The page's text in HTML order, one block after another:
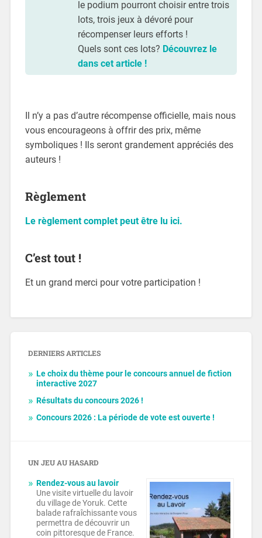
le podium pourront choisir entre trois
lots, trois jeux à dévoré pour
récompenser leurs efforts !
Quels sont ces lots? Découvrez le
dans cet article !
Il n’y a pas d’autre récompense officielle, mais nous
vous encourageons à offrir des prix, même
symboliques ! Ils seront grandement appréciés des
auteurs !
Règlement
Le règlement complet peut être lu ici.
C’est tout !
Et un grand merci pour votre participation !
DERNIERS ARTICLES
Le choix du thème pour le concours annuel de fiction
interactive 2027
Résultats du concours 2026 !
Concours 2026 : La période de vote est ouverte !
UN JEU AU HASARD
Rendez-vous au lavoir
Une visite virtuelle du lavoir
du village de Yoruk. Cette
balade rafraîchissante vous
permettra de découvrir un
coin pittoresque de France.